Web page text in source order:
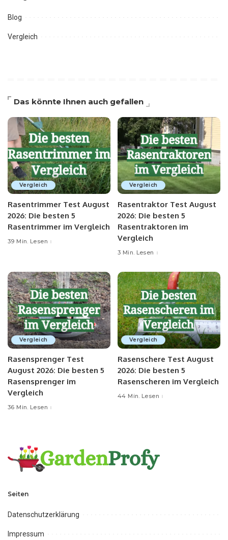
Blog
Vergleich
Das könnte Ihnen auch gefallen
Vergleich
Rasentrimmer Test August
2026: Die besten 5
Rasentrimmer im Vergleich
39 Min. Lesen
Vergleich
Rasentraktor Test August
2026: Die besten 5
Rasentraktoren im
Vergleich
3 Min. Lesen
Vergleich
Rasensprenger Test
August 2026: Die besten 5
Rasensprenger im
Vergleich
36 Min. Lesen
Vergleich
Rasenschere Test August
2026: Die besten 5
Rasenscheren im Vergleich
44 Min. Lesen
Seiten
Datenschutzerklärung
Impressum